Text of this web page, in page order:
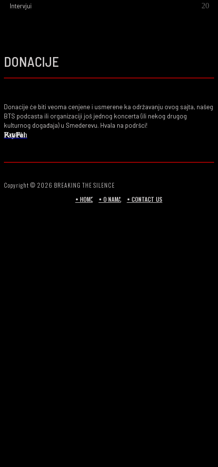
Intervjui 20
DONACIJE
Donacije će biti veoma cenjene i usmerene ka održavanju ovog sajta, našeg
BTS podcasta ili organizaciji još jednog koncerta (ili nekog drugog
kulturnog događaja) u Smederevu. Hvala na podršci!
PayPal
Ko-Fi
Patreon
Copyright © 2026 BREAKING THE SILENCE
• HOME
• O NAMA • CONTACT US